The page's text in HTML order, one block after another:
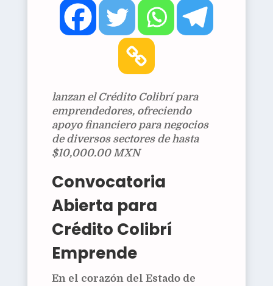
lanzan el Crédito Colibrí para
emprendedores, ofreciendo
apoyo financiero para negocios
de diversos sectores de hasta
$10,000.00 MXN
Convocatoria
Abierta para
Crédito Colibrí
Emprende
En el corazón del Estado de